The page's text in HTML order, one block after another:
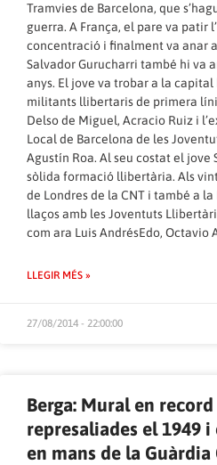
Tramvies de Barcelona, que
guerra. A França, el pare va patir
concentració i finalment va anar
Salvador Gurucharri també hi va
anys. El jove va trobar a la
militants llibertaris de primera
Delso de Miguel, Acracio Ruiz i
Local de Barcelona de les
Agustín Roa. Al seu costat el jove
sòlida formació llibertària. Als
de Londres de la CNT i també a la
llaços amb les Joventuts
com ara Luis AndrésEdo, Octavio
LLEGIR MÉS »
27/08/2014 - 22:00:00
Berga: Mural en
represaliades el 1949 i
en mans de la Guàrdia